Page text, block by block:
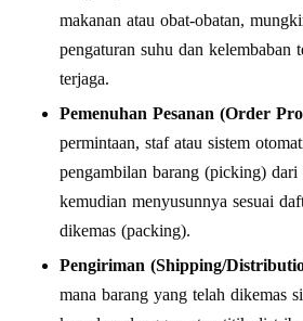
makanan atau obat-obatan,
pengaturan suhu dan kelembaban
terjaga.
Pemenuhan Pesanan (Order
permintaan, staf atau sistem
pengambilan barang (picking) dari
kemudian menyusunnya sesuai
dikemas (packing).
Pengiriman (Shipping/
mana barang yang telah dikemas